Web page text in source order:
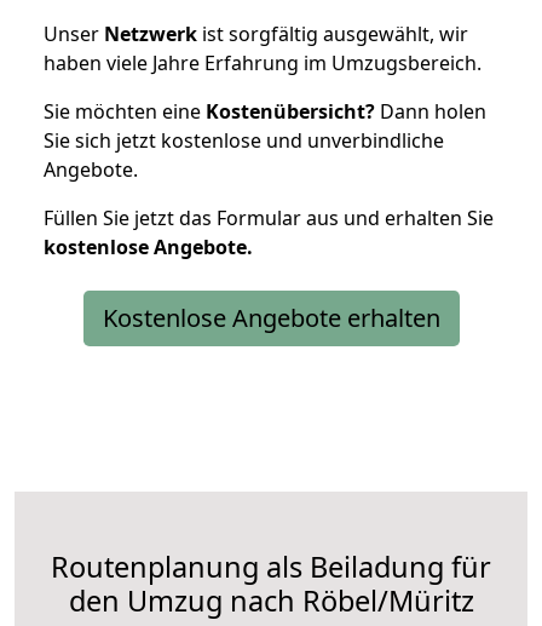
Unser Netzwerk ist sorgfältig ausgewählt, wir
haben viele Jahre Erfahrung im Umzugsbereich.
Sie möchten eine Kostenübersicht? Dann holen
Sie sich jetzt kostenlose und unverbindliche
Angebote.
Füllen Sie jetzt das Formular aus und erhalten Sie
kostenloseAngebote.
Kostenlose Angebote erhalten
Routenplanung als Beiladung für
den Umzug nach Röbel/Müritz